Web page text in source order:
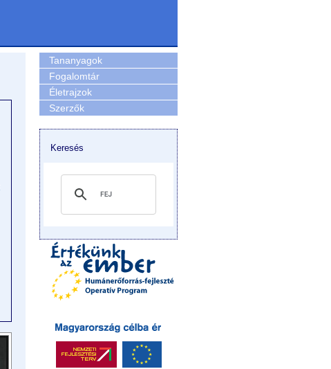
Tananyagok
Fogalomtár
Életrajzok
Szerzők
Keresés